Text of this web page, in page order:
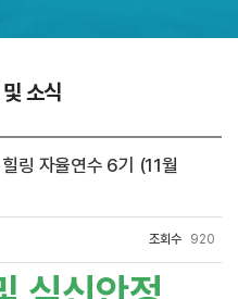
소식
링 자율연수 6기 (11월
조회수 920